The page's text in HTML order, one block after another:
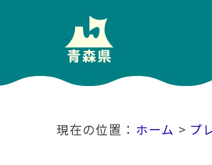
ホーム > プ